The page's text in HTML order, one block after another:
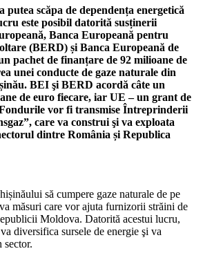
scăpa de dependența energetică
este posibil datorită susținerii
Banca Europeană pentru
(BERD) și Banca Europeană de
pachet de finanțare de 92 milioane de
unei conducte de gaze naturale din
BEI şi BERD acordă câte un
de euro fiecare, iar UE – un grant de
vor fi transmise Întreprinderii
care va construi şi va exploata
dintre România și Republica
să cumpere gaze naturale de pe
măsuri care vor ajuta furnizorii străini de
Moldova. Datorită acestui lucru,
diversifica sursele de ener­gie şi va
sector.